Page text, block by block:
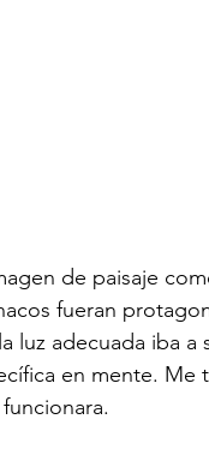
de paisaje
fueran
luz adecuada iba
en mente. Me